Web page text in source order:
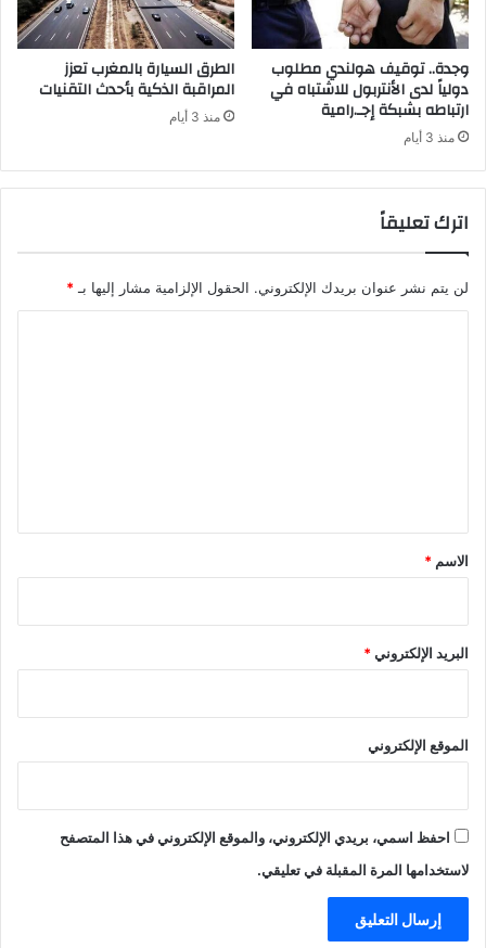
وجدة.. توقيف هولندي مطلوب
دولياً لدى الأنتربول للاشتباه في
ارتباطه بشبكة إجـ.رامية
منذ 3 أيام
الطرق السيارة بالمغرب تعزز
المراقبة الذكية بأحدث التقنيات
منذ 3 أيام
اترك تعليقاً
لن يتم نشر عنوان بريدك الإلكتروني. الحقول الإلزامية مشار إليها بـ *
*
الاسم *
البريد الإلكتروني*
الموقع الإلكتروني
احفظ اسمي، بريدي الإلكتروني، والموقع الإلكتروني في هذا المتصفح
لاستخدامها المرة المقبلة في تعليقي.